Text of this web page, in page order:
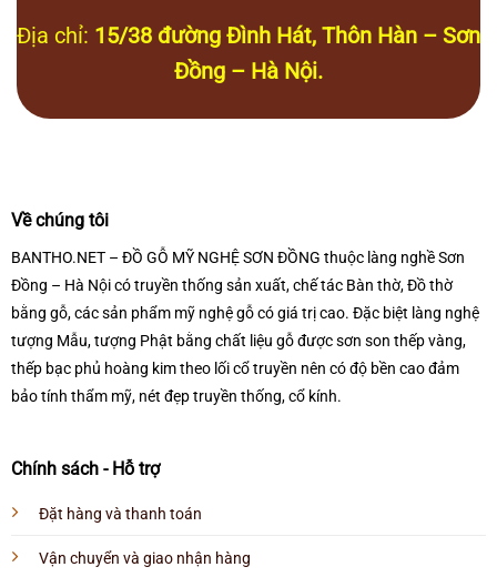
Địa chỉ: 15/38 đường Đình Hát, Thôn Hàn – Sơn
Đồng – Hà Nội.
Về chúng tôi
BANTHO.NET – ĐỒ GỖ MỸ NGHỆ SƠN ĐỒNG thuộc làng nghề Sơn
Đồng – Hà Nội có truyền thống sản xuất, chế tác Bàn thờ, Đồ thờ
bằng gỗ, các sản phẩm mỹ nghệ gỗ có giá trị cao. Đặc biệt làng nghệ
tượng Mẫu, tượng Phật bằng chất liệu gỗ được sơn son thếp vàng,
thếp bạc phủ hoàng kim theo lối cổ truyền nên có độ bền cao đảm
bảo tính thẩm mỹ, nét đẹp truyền thống, cổ kính.
Chính sách - Hỗ trợ
Đặt hàng và thanh toán
Vận chuyển và giao nhận hàng